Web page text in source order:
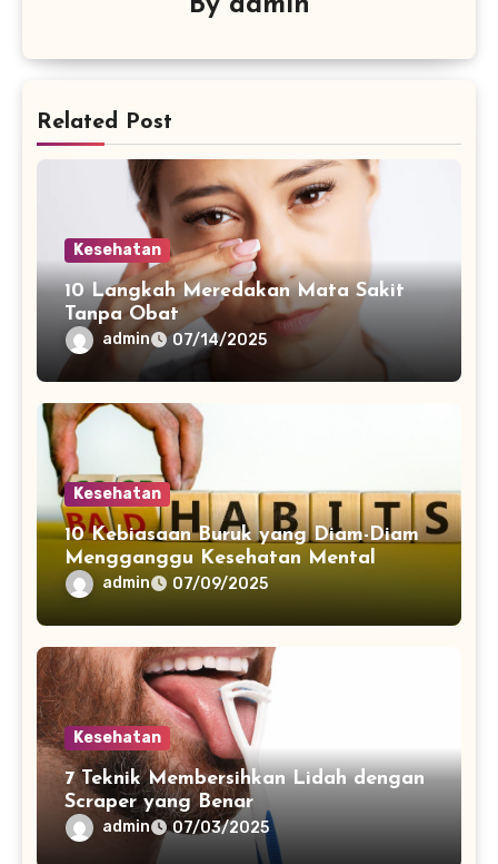
Related Post
Kesehatan
10 Langkah Meredakan Mata Sakit
Tanpa Obat
admin 07/14/2025
Kesehatan
10 Kebiasaan Buruk yang Diam-Diam
Mengganggu Kesehatan Mental
admin 07/09/2025
Kesehatan
7 Teknik Membersihkan Lidah dengan
Scraper yang Benar
admin 07/03/2025